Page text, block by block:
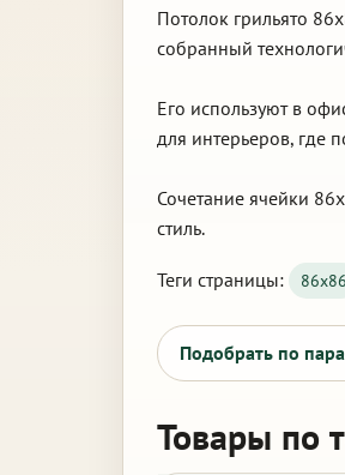
Потолок грильято
собранный
Его используют в
для интерьеров, где
Сочетание ячейки
стиль.
Теги страницы: 86х86
Подобрать по
Товары по